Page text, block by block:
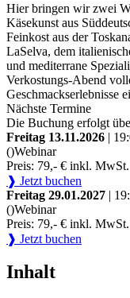
Hier bringen wir zwei
Käsekunst aus
Feinkost aus der
LaSelva, dem
und mediterrane
Verkostungs-Abend
Geschmackserlebnisse
Nächste Termine
Die Buchung erfolgt
Freitag 13.11.2026 |
()Webinar
Preis: 79,- € inkl. MwSt.
❱ Jetzt buchen
Freitag 29.01.2027 |
()Webinar
Preis: 79,- € inkl. MwSt.
❱ Jetzt buchen
Inhalt